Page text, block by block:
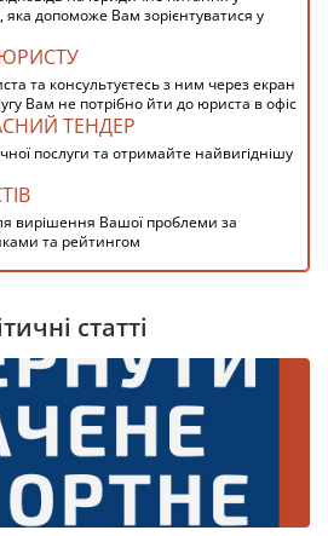
допоможе Вам зорієнтуватися у
ЮРИСТУ
та консультуєтесь з ним через екран
Вам не потрібно йти до юриста в офіс
ТЕНДЕР
послуги та отримайте найвигіднішу
вирішення Вашої проблеми за
та рейтингом
статті